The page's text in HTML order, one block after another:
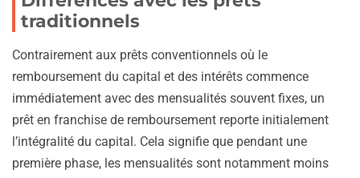
traditionnels
Contrairement aux prêts conventionnels où le
remboursement du capital et des intérêts commence
immédiatement avec des mensualités souvent fixes, un
prêt en franchise de remboursement reporte initialement
l’intégralité du capital. Cela signifie que pendant une
première phase, les mensualités sont notamment moins